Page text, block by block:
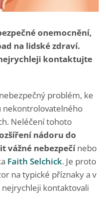
onemocnění,
na lidské zdraví.
kontaktujte
problém, ke
nekontrolovatelného
Neléčení tohoto
nádoru do
vážné nebezpečínebo
Faith Selchick. Je proto
na typické příznaky a v
kontaktovali